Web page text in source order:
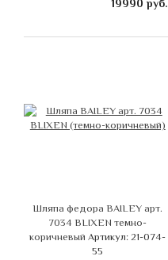
19990 руб.
Шляпа федора BAILEY арт.
7034 BLIXEN темно-
коричневыйАртикул: 21-074-
55